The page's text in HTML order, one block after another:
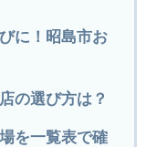
に！昭島市お
の選び方は？
を一覧表で確